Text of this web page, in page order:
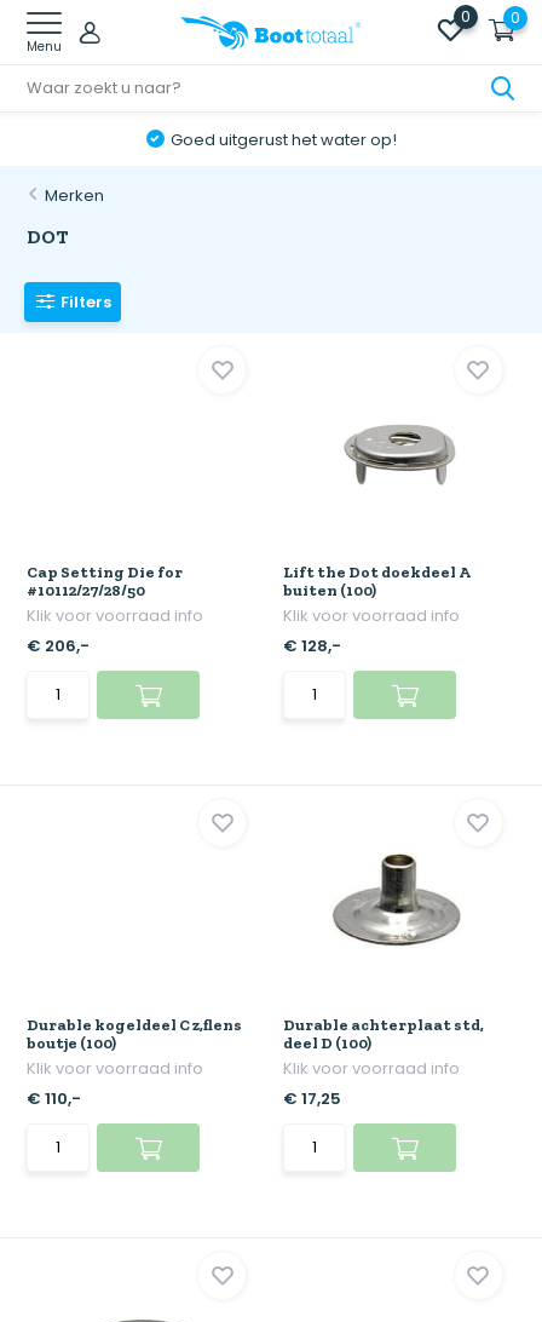
Menu
0 0
Online retourneren: snel & eenvoudig!
Merken
DOT
Filters
Cap Setting Die for
#10112/27/28/50
Klik voor voorraad info
€ 206,-
Lift the Dot doekdeel A
buiten (100)
Klik voor voorraad info
€ 128,-
Durable kogeldeel C z,flens
boutje (100)
Klik voor voorraad info
€ 110,-
Durable achterplaat std,
deel D (100)
Klik voor voorraad info
€ 17,25